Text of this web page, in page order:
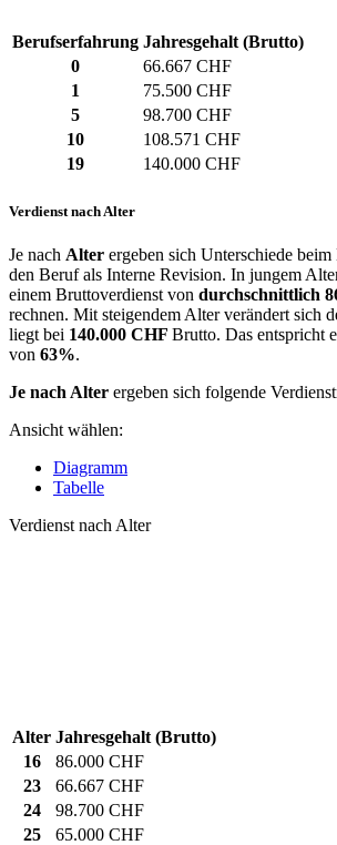
Berufserfahrung Jahresgehalt (Brutto)
0
66.667 CHF
1
75.500 CHF
5
98.700 CHF
10
108.571 CHF
19
140.000 CHF
Verdienst nach Alter
Je nach Alter ergeben sich Unterschiede
den Beruf als Interne Revision. In jungem
einem Bruttoverdienst von durchschnittlich
rechnen. Mit steigendem Alter verändert sich
liegt bei 140.000 CHF Brutto. Das entspricht
von 63%.
Je nach Alter ergeben sich folgende
Ansicht wählen:
Diagramm
Tabelle
Verdienst nach Alter
Alter Jahresgehalt (Brutto)
16
86.000 CHF
23
66.667 CHF
24
98.700 CHF
25
65.000 CHF